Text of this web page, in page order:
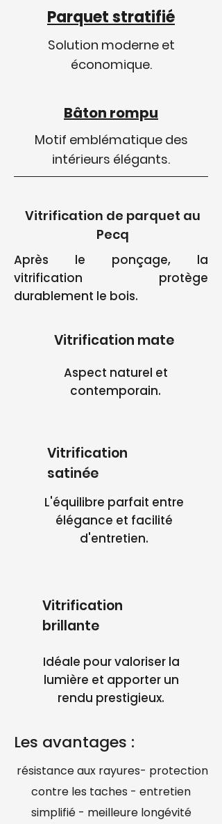
Parquet stratifié
Solution moderne et
économique.
Bâton rompu
Motif emblématique des
intérieurs élégants.
Vitrification de parquet au
Pecq
Après le ponçage, la
vitrification protège
durablement le bois.
Vitrification mate
Aspect naturel et
contemporain.
Vitrification
satinée
L'équilibre parfait entre
élégance et facilité
d'entretien.
Vitrification
brillante
Idéale pour valoriser la
lumière et apporter un
rendu prestigieux.
Les avantages :
résistance aux rayures- protection
contre les taches - entretien
simplifié - meilleure longévité